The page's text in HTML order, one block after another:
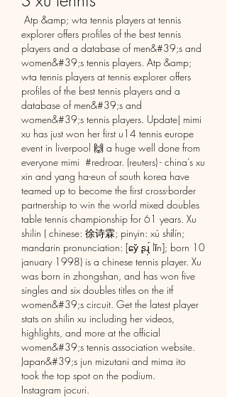
explorer offers profiles of the best tennis
players and a database of men&#39;s and
women&#39;s tennis players. Atp &amp;
wta tennis players at tennis explorer offers
profiles of the best tennis players and a
database of men&#39;s and
women&#39;s tennis players. Update󠁧󠁢󠁷󠁬󠁳󠁿| mimi
xu has just won her first u14 tennis europe
event in liverpool 🙌 a huge well done from
everyone mimi  #redroar. (reuters) - china’s xu
xin and yang ha-eun of south korea have
teamed up to become the first cross-border
partnership to win the world mixed doubles
table tennis championship for 61 years. Xu
shilin ( chinese: 徐诗霖; pinyin: xú shīlín;
mandarin pronunciation: [ɕy̌ ʂɻ̩́ lǐn]; born 10
january 1998) is a chinese tennis player. Xu
was born in zhongshan, and has won five
singles and six doubles titles on the itf
women&#39;s circuit. Get the latest player
stats on shilin xu including her videos,
highlights, and more at the official
women&#39;s tennis association website.
Japan&#39;s jun mizutani and mima ito
took the top spot on the podium.
Instagram jocuri.